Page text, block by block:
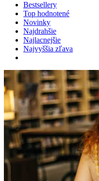
Bestsellery
Top hodnotené
Novinky
Najdrahšie
Najlacnejšie
Najvyššia zľava